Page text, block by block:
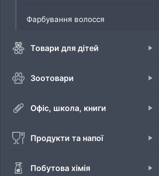
Фарбування волосся
Товари для дітей
Зоотовари
Офіс, школа, книги
Продукти та напої
Побутова хімія